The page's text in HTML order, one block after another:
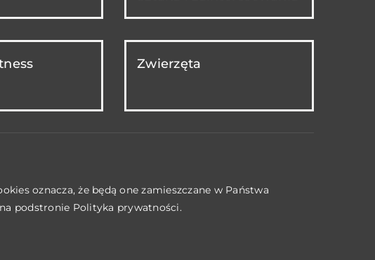
Zwierzęta
oznacza, że będą one zamieszczane w Państwa
podstronie Polityka prywatności.